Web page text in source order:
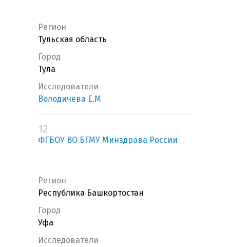
Регион
Тульская область
Город
Тула
Исследователи
Володичева Е.М
12
ФГБОУ ВО БГМУ Минздрава России
Регион
Республика Башкортостан
Город
Уфа
Исследователи